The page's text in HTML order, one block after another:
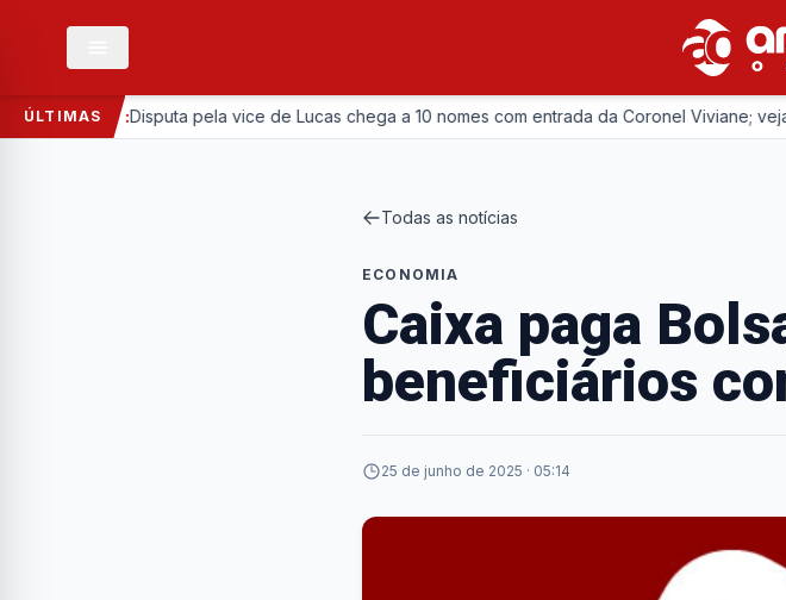
ÚLTIMASDisputa pela vice de Lucas chega a 10 nomes com entrada da Coronel Viviane; veja lista
Todas as notícias
ECONOMIA
Caixa paga
beneficiários
25 de junho de 2025 · 05:14